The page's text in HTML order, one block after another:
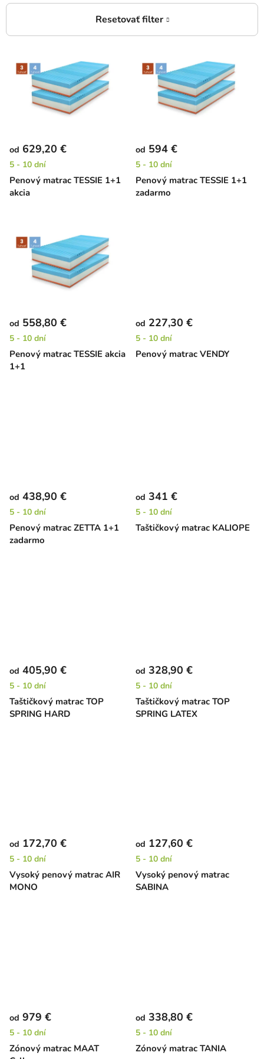
o
d
u
k
Penový matrac TESSIE 1+1
akcia
od 629,20 €
5 - 10 dní
Penový matrac TESSIE 1+1
zadarmo
od 594 €
5 - 10 dní
Penový matrac TESSIE akcia
1+1
od 558,80 €
5 - 10 dní
Penový matrac VENDY
od 227,30 €
5 - 10 dní
Penový matrac ZETTA 1+1
zadarmo
od 438,90 €
5 - 10 dní
Taštičkový matrac KALIOPE
od 341 €
5 - 10 dní
Taštičkový matrac TOP
SPRING HARD
od 405,90 €
5 - 10 dní
Taštičkový matrac TOP
SPRING LATEX
od 328,90 €
5 - 10 dní
Vysoký penový matrac AIR
MONO
od 172,70 €
5 - 10 dní
Vysoký penový matrac
SABINA
od 127,60 €
5 - 10 dní
Zónový matrac MAAT
od 979 €
5 - 10 dní
Zónový matrac TANIA
od 338,80 €
5 - 10 dní